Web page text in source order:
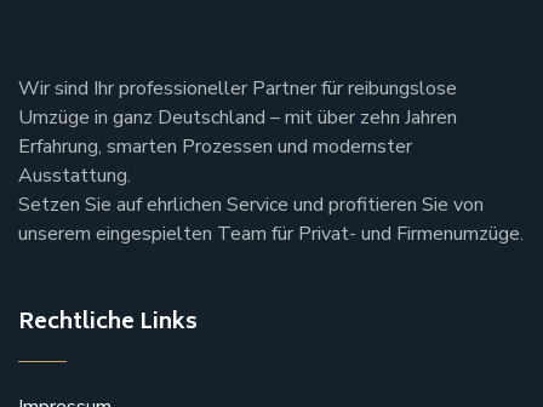
Wir sind Ihr professioneller Partner für reibungslose
Umzüge in ganz Deutschland – mit über zehn Jahren
Erfahrung, smarten Prozessen und modernster
Ausstattung.
Setzen Sie auf ehrlichen Service und profitieren Sie von
unserem eingespielten Team für Privat- und Firmenumzüge.
Rechtliche Links